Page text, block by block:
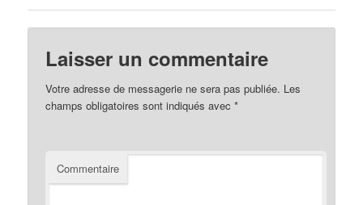
Laisser un commentaire
Votre adresse de messagerie ne sera pas publiée. Les
champs obligatoires sont indiqués avec*
Commentaire